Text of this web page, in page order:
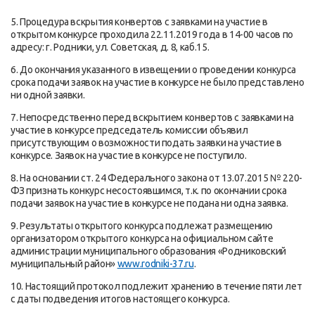
5. Процедура вскрытия конвертов с заявками на участие в
открытом конкурсе проходила 22.11.2019 года в 14-00 часов по
адресу: г. Родники, ул. Советская, д. 8, каб.15.
6. До окончания указанного в извещении о проведении конкурса
срока подачи заявок на участие в конкурсе не было представлено
ни одной заявки.
7. Непосредственно перед вскрытием конвертов с заявками на
участие в конкурсе председатель комиссии объявил
присутствующим о возможности подать заявки на участие в
конкурсе. Заявок на участие в конкурсе не поступило.
8. На основании ст. 24 Федерального закона от 13.07.2015 № 220-
ФЗ признать конкурс несостоявшимся, т.к. по окончании срока
подачи заявок на участие в конкурсе не подана ни одна заявка.
9. Результаты открытого конкурса подлежат размещению
организатором открытого конкурса на официальном сайте
администрации муниципального образования «Родниковский
муниципальный район»www.rodniki-37.ru.
10. Настоящий протокол подлежит хранению в течение пяти лет
с даты подведения итогов настоящего конкурса.